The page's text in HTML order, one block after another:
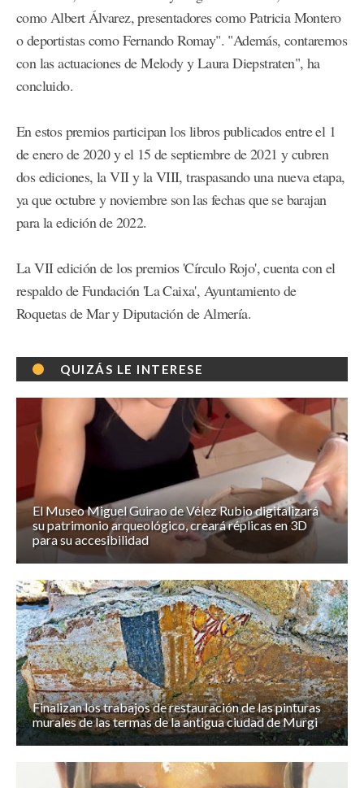
como Albert Álvarez, presentadores como Patricia Montero
o deportistas como Fernando Romay". "Además, contaremos
con las actuaciones de Melody y Laura Diepstraten", ha
concluido.
En estos premios participan los libros publicados entre el 1
de enero de 2020 y el 15 de septiembre de 2021 y cubren
dos ediciones, la VII y la VIII, traspasando una nueva etapa,
ya que octubre y noviembre son las fechas que se barajan
para la edición de 2022.
La VII edición de los premios 'Círculo Rojo', cuenta con el
respaldo de Fundación 'La Caixa', Ayuntamiento de
Roquetas de Mar y Diputación de Almería.
QUIZÁS LE INTERESE
El Museo Miguel Guirao de Vélez Rubio digitalizará
su patrimonio arqueológico, creará réplicas en 3D
para su accesibilidad
Finalizan los trabajos de restauración de las pinturas
murales de las termas de la antigua ciudad de Murgi